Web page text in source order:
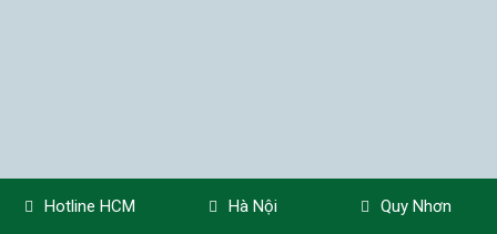
Hotline HCM Hà Nội Quy Nhơn